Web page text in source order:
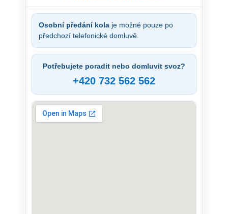
Osobní předání kola je možné pouze po
předchozí telefonické domluvě.
Potřebujete poradit nebo domluvit svoz?
+420 732 562 562